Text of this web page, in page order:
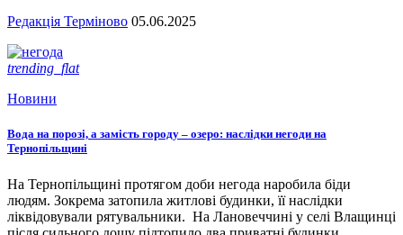
Редакція Терміново 05.06.2025
trending_flat
Новини
Вода на порозі, а замість городу – озеро: наслідки негоди на
Тернопільщині
На Тернопільщині протягом доби негода наробила біди
людям. Зокрема затопила житлові будинки, її наслідки
ліквідовували рятувальники. На Лановеччині у селі Влащинці